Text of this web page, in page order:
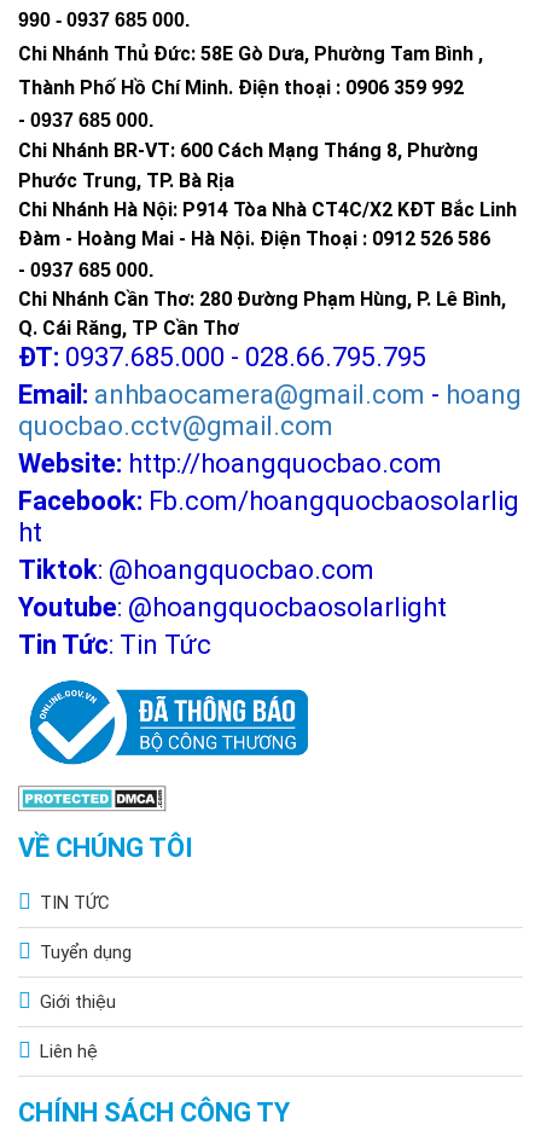
990 - 0937 685 000.
Chi Nhánh Thủ Đức: 58E Gò Dưa, Phường Tam Bình ,
Thành Phố Hồ Chí Minh. Điện thoại : 0906 359 992
- 0937 685 000.
Chi Nhánh BR-VT: 600 Cách Mạng Tháng 8, Phường
Phước Trung, TP. Bà Rịa
Chi Nhánh Hà Nội: P914 Tòa Nhà CT4C/X2 KĐT Bắc Linh
Đàm - Hoàng Mai - Hà Nội. Điện Thoại : 0912 526 586
- 0937 685 000.
Chi Nhánh Cần Thơ: 280 Đường Phạm Hùng, P. Lê Bình,
Q. Cái Răng, TP Cần Thơ
ĐT: 0937.685.000 - 028.66.795.795
Email: anhbaocamera@gmail.com - hoang
quocbao.cctv@gmail.com
Website: http://hoangquocbao.com
Facebook: Fb.com/hoangquocbaosolarlig
ht
Tiktok: @hoangquocbao.com
Youtube: @hoangquocbaosolarlight
Tin Tức: Tin Tức
VỀ CHÚNG TÔI
TIN TỨC
Tuyển dụng
Giới thiệu
Liên hệ
CHÍNH SÁCH CÔNG TY